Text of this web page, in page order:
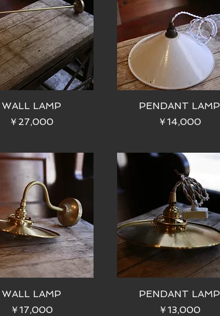
WALL LAMP
価格
￥27,000
PENDANT LAMP
価格
￥14,000
WALL LAMP
価格
￥17,000
PENDANT LAMP
価格
￥13,000